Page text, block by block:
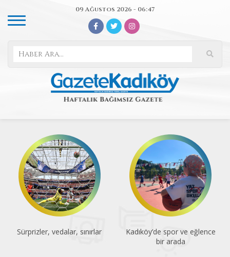
09 Ağustos 2026 - 06:47
Sürprizler, vedalar, sınırlar
Kadıköy’de spor ve eğlence
bir arada